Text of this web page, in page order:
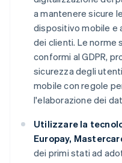
a mantenere sicure
dispositivo mobile e
dei clienti. Le norme
conformi al GDPR,
sicurezza degli
mobile con regole
l'elaborazione dei
Utilizzare la
Europay,
dei primi stati ad